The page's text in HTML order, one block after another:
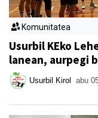
Komunitatea
Usurbil KEko
lanean, aurpegi
Usurbil Kirol abu